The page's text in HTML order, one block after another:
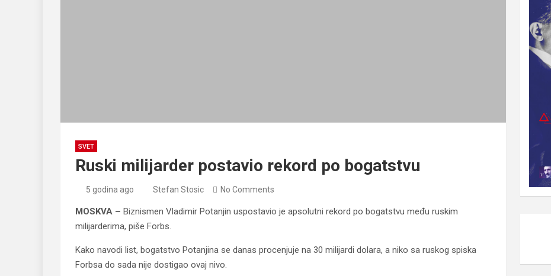
SVET
Ruski milijarder postavio rekord po bogatstvu
5 godina ago Stefan Stosic No Comments
MOSKVA – Biznismen Vladimir Potanjin uspostavio je apsolutni rekord po bogatstvu među ruskim
milijarderima, piše Forbs.
Kako navodi list, bogatstvo Potanjina se danas procenjuje na 30 milijardi dolara, a niko sa ruskog spiska
Forbsa do sada nije dostigao ovaj nivo.